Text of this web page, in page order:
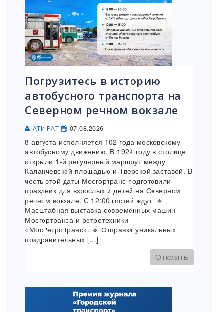
Погрузитесь в историю
автобусного транспорта на
Северном речном вокзале
АТИ РАТ 07.08.2026
8 августа исполняется 102 года московскому
автобусному движению. В 1924 году в столице
открыли 1-й регулярный маршрут между
Каланчевской площадью и Тверской заставой. В
честь этой даты Мосгортранс подготовили
праздник для взрослых и детей на Северном
речном вокзале. С 12:00 гостей ждут: 🔹
Масштабная выставка современных машин
Мосгортранса и ретротехники
«МосРетроТранс». 🔹 Отправка уникальных
поздравительных […]
Открыть